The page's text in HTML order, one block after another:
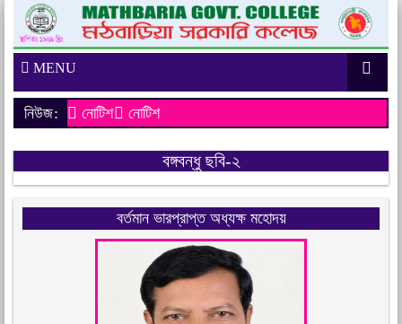
MENU
নিউজ: নোটিশ
নোটিশ
বঙ্গবন্ধু ছবি-২
বর্তমান ভারপ্রাপ্ত অধ্যক্ষ মহোদয়